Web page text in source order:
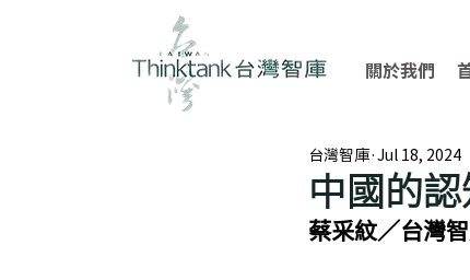
關於我們
中國的
台灣智庫 Jul 18, 2024
蔡采紋／台灣